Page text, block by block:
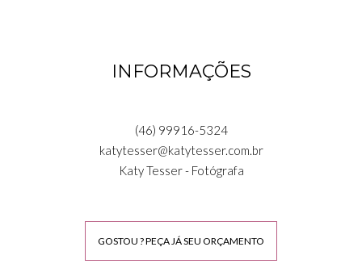
INFORMAÇÕES
(46) 99916-5324
katytesser@katytesser.com.br
Katy Tesser - Fotógrafa
GOSTOU ? PEÇA JÁ SEU ORÇAMENTO